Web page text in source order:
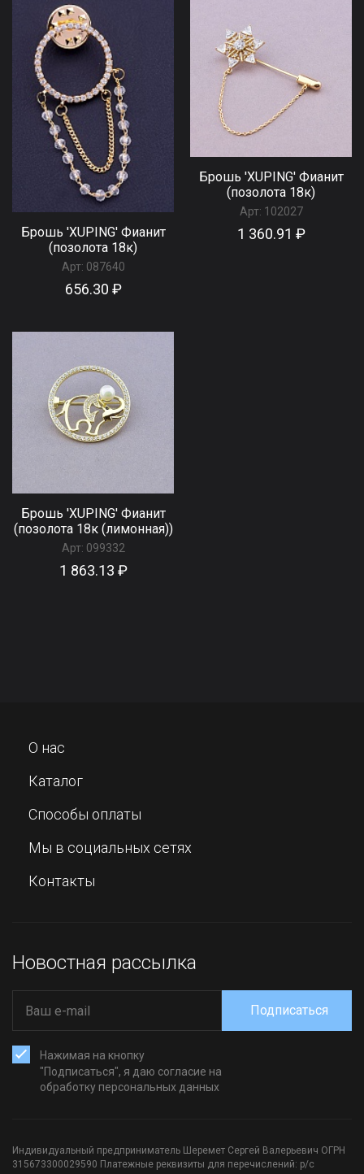
Брошь 'XUPING' Фианит
(позолота 18к)
Арт: 087640
656.30 ₽
Брошь 'XUPING' Фианит
(позолота 18к)
Арт: 102027
1 360.91 ₽
Брошь 'XUPING' Фианит
(позолота 18к (лимонная))
Арт: 099332
1 863.13 ₽
О нас
Каталог
Способы оплаты
Мы в социальных сетях
Контакты
Новостная рассылка
Нажимая на кнопку
"Подписаться", я даю согласие на
обработку персональных данных
Подписаться
Индивидуальный предприниматель Шеремет Сергей Валерьевич ОГРН
315673300029590 Платежные реквизиты для перечислений: р/с